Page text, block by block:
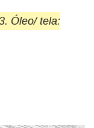
Óleo/ tela: